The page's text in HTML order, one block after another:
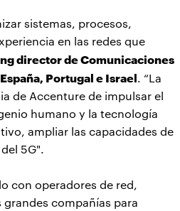
sistemas, procesos,
en las redes que
director de Comunicaciones
Portugal e Israel. “La
de Accenture de impulsar el
humano y la tecnología
ampliar las capacidades de
5G".
con operadores de red,
compañías para